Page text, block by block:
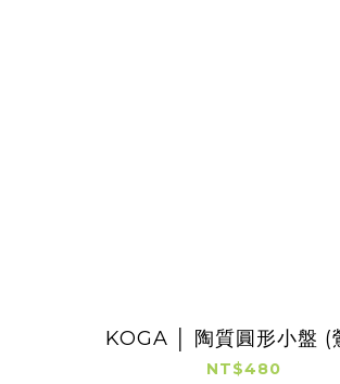
KOGA │ 陶質圓形小盤 (
NT$480